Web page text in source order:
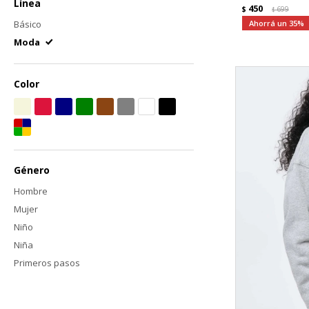
$ 450 $699
35
Línea
Básico
Moda
Color
Género
Hombre
Mujer
Niño
Niña
Primeros pasos